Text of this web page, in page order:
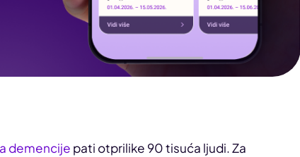
demencije pati otprilike 90 tisuća ljudi. Za